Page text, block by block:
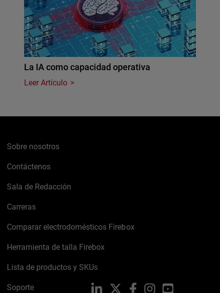
La IA como capacidad operativa
Leer Artículo
Sobre nosotros
Contáctenos
Sala de Redacción
Carreras
Comparar electrodomésticos Firebox
Herramienta de talla Firebox
Lista de productos y SKUs
Soporte LinkedIn FacebookInstagramYouTube